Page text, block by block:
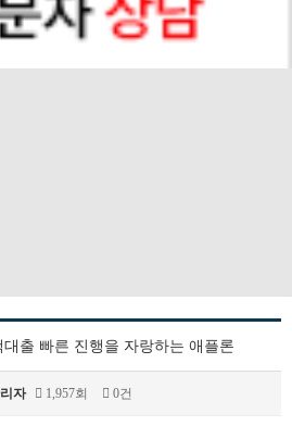
출 빠른 진행을 자랑하는 애플론
자 1,957회 0건